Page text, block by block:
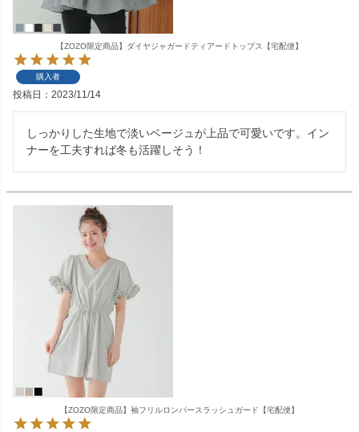
【ZOZO限定商品】ダイヤジャガードティアードトップス【宅配便】
購入者
投稿日 2023/11/14
しっかりした生地で淡いベージュが上品で可愛いです。イン
ナーを工夫すれば冬も活躍しそう！
【ZOZO限定商品】袖フリルロンパースラッシュガード【宅配便】